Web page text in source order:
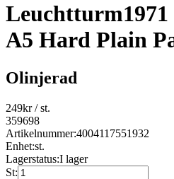
A5 Hard Plain
Olinjerad
249kr/ st.
359698
Artikelnummer:4004117551932
Enhet:st.
Lagerstatus:I lager
St: